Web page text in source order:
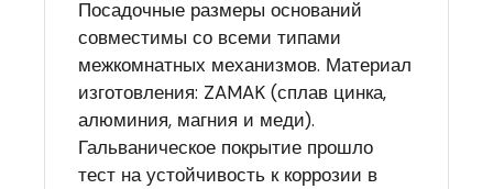
Посадочные размеры оснований
совместимы со всеми типами
межкомнатных механизмов. Материал
изготовления: ZAMAK (сплав цинка,
алюминия, магния и меди).
Гальваническое покрытие прошло
тест на устойчивость к коррозии в